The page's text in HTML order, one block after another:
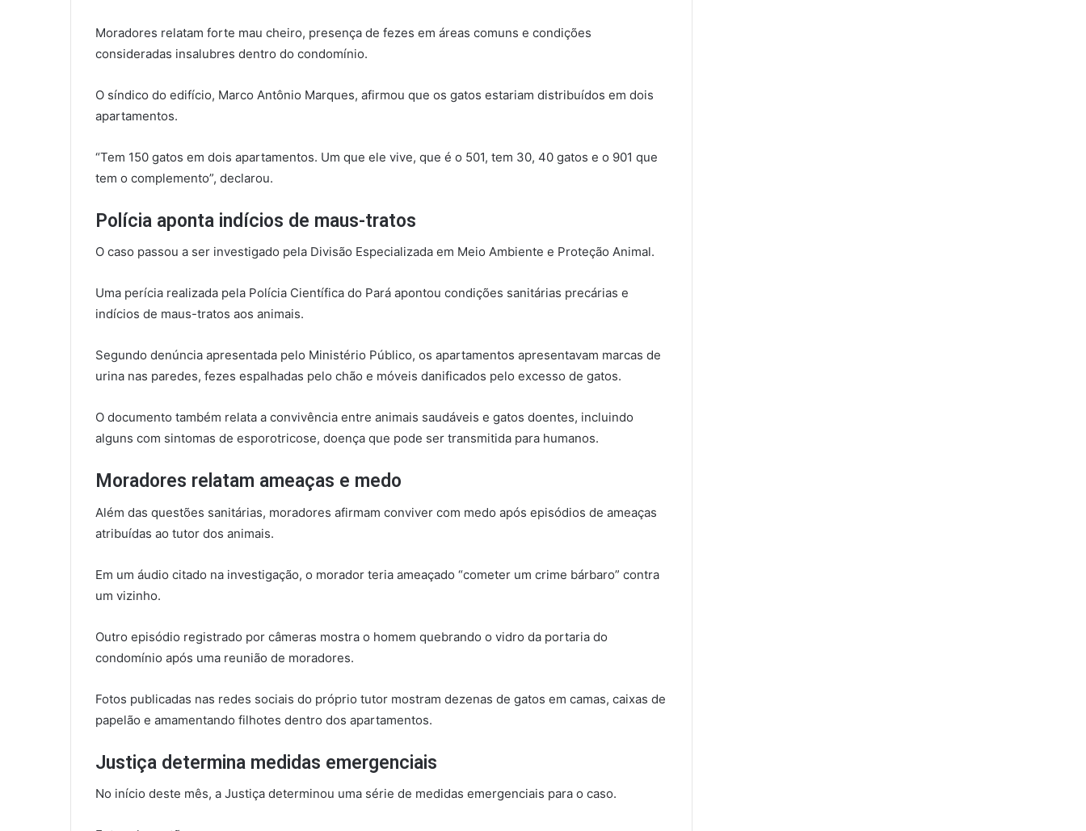
Moradores relatam forte mau cheiro, presença de fezes em áreas comuns e condições
consideradas insalubres dentro do condomínio.
O síndico do edifício, Marco Antônio Marques, afirmou que os gatos estariam distribuídos em dois
apartamentos.
“Tem 150 gatos em dois apartamentos. Um que ele vive, que é o 501, tem 30, 40 gatos e o 901 que
tem o complemento”, declarou.
Polícia aponta indícios de maus-tratos
O caso passou a ser investigado pela Divisão Especializada em Meio Ambiente e Proteção Animal.
Uma perícia realizada pela Polícia Científica do Pará apontou condições sanitárias precárias e
indícios de maus-tratos aos animais.
Segundo denúncia apresentada pelo Ministério Público, os apartamentos apresentavam marcas de
urina nas paredes, fezes espalhadas pelo chão e móveis danificados pelo excesso de gatos.
O documento também relata a convivência entre animais saudáveis e gatos doentes, incluindo
alguns com sintomas de esporotricose, doença que pode ser transmitida para humanos.
Moradores relatam ameaças e medo
Além das questões sanitárias, moradores afirmam conviver com medo após episódios de ameaças
atribuídas ao tutor dos animais.
Em um áudio citado na investigação, o morador teria ameaçado “cometer um crime bárbaro” contra
um vizinho.
Outro episódio registrado por câmeras mostra o homem quebrando o vidro da portaria do
condomínio após uma reunião de moradores.
Fotos publicadas nas redes sociais do próprio tutor mostram dezenas de gatos em camas, caixas de
papelão e amamentando filhotes dentro dos apartamentos.
Justiça determina medidas emergenciais
No início deste mês, a Justiça determinou uma série de medidas emergenciais para o caso.